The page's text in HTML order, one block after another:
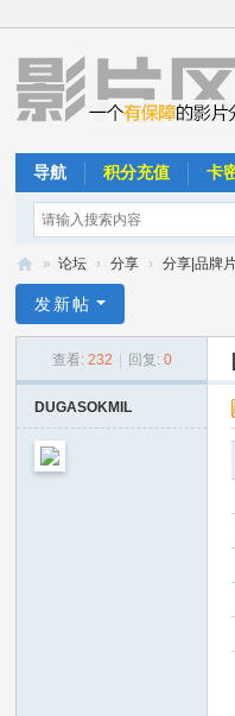
导航 积分充值 卡
片
» 论坛 › 分享 › 分享|品牌
发新帖
查看: 232 回复: 0
DUGASOKMIL